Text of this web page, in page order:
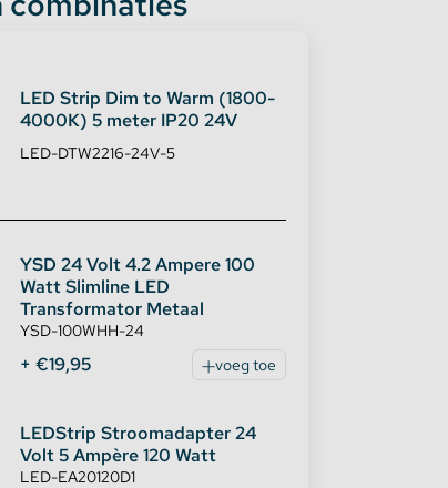
LED Strip Dim to Warm (1800-
4000K) 5 meter IP20 24V
LED-DTW2216-24V-5
YSD 24 Volt 4.2 Ampere 100
Watt Slimline LED
Transformator Metaal
YSD-100WHH-24
+ €19,95 voeg toe
LEDStrip Stroomadapter 24
Volt 5 Ampère 120 Watt
LED-EA20120D1